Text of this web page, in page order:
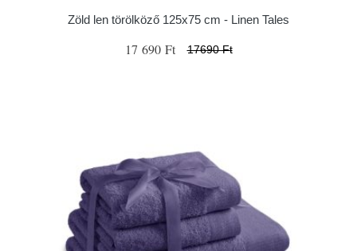
Zöld len törölköző 125x75 cm - Linen Tales
17 690 Ft 17690 Ft